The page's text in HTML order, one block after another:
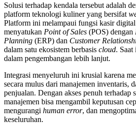
Solusi terhadap kendala tersebut adalah
platform teknologi kuliner yang bersifat
Platform ini melampaui fungsi kasir digital
menyatukan Point of Sales (POS) dengan
Planning (ERP) dan Customer
dalam satu ekosistem berbasis cloud.
dalam pengembangan lebih lanjut.
Integrasi menyeluruh ini krusial karena
secara mulus dari manajemen inventaris,
penjualan. Dengan akses penuh terhadap
manajemen bisa mengambil keputusan
mengurangi human error, dan
keseluruhan.